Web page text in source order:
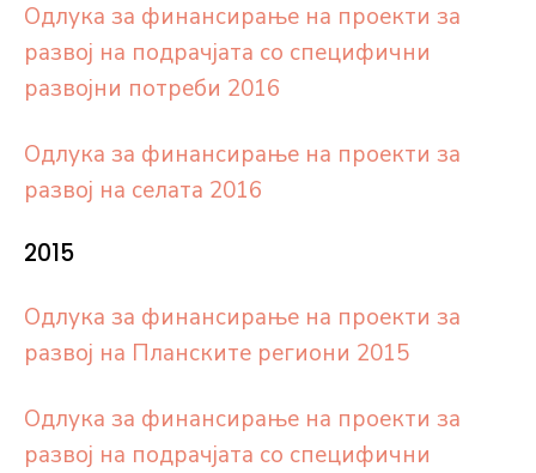
Одлука за финансирање на проекти за
развој на подрачјата со специфични
развојни потреби 2016
Одлука за финансирање на проекти за
развој на селата 2016
2015
Одлука за финансирање на проекти за
развој на Планските региони 2015
Одлука за финансирање на проекти за
развој на подрачјата со специфични